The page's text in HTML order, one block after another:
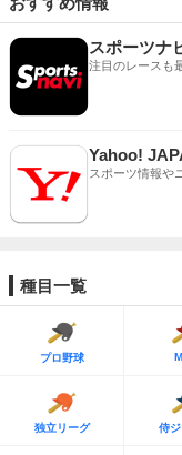
スポーツナ
注目のレースも
Yahoo!
スポーツ情報や
種目一覧
プロ野球
独立リーグ 侍